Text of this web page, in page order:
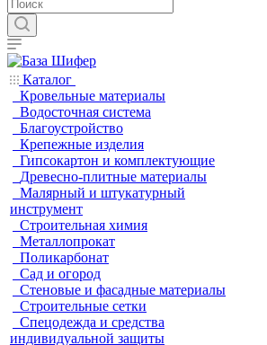
Каталог
Кровельные материалы
Водосточная система
Благоустройство
Крепежные изделия
Гипсокартон и комплектующие
Древесно-плитные материалы
Малярный и штукатурный
инструмент
Строительная химия
Металлопрокат
Поликарбонат
Сад и огород
Стеновые и фасадные материалы
Строительные сетки
Спецодежда и средства
индивидуальной защиты